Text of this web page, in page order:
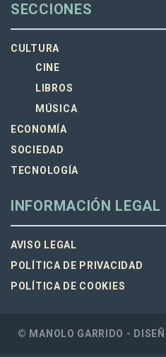
SECCIONES
CULTURA
CINE
LIBROS
MÚSICA
ECONOMÍA
SOCIEDAD
TECNOLOGÍA
INFORMACIÓN LEGAL
AVISO LEGAL
POLÍTICA DE PRIVACIDAD
POLÍTICA DE COOKIES
© MANOLO GARRIDO -